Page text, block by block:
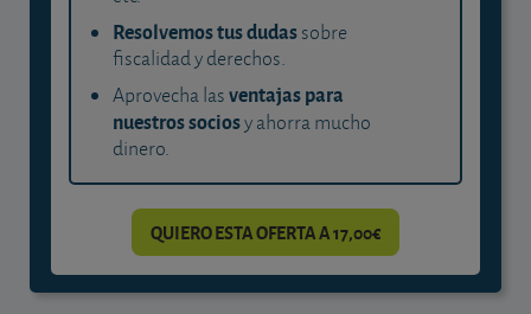
Resolvemos tus dudassobre
fiscalidad y derechos.
Aprovecha lasventajas para
nuestros sociosy ahorra mucho
dinero.
QUIERO ESTA OFERTA A 17,00€